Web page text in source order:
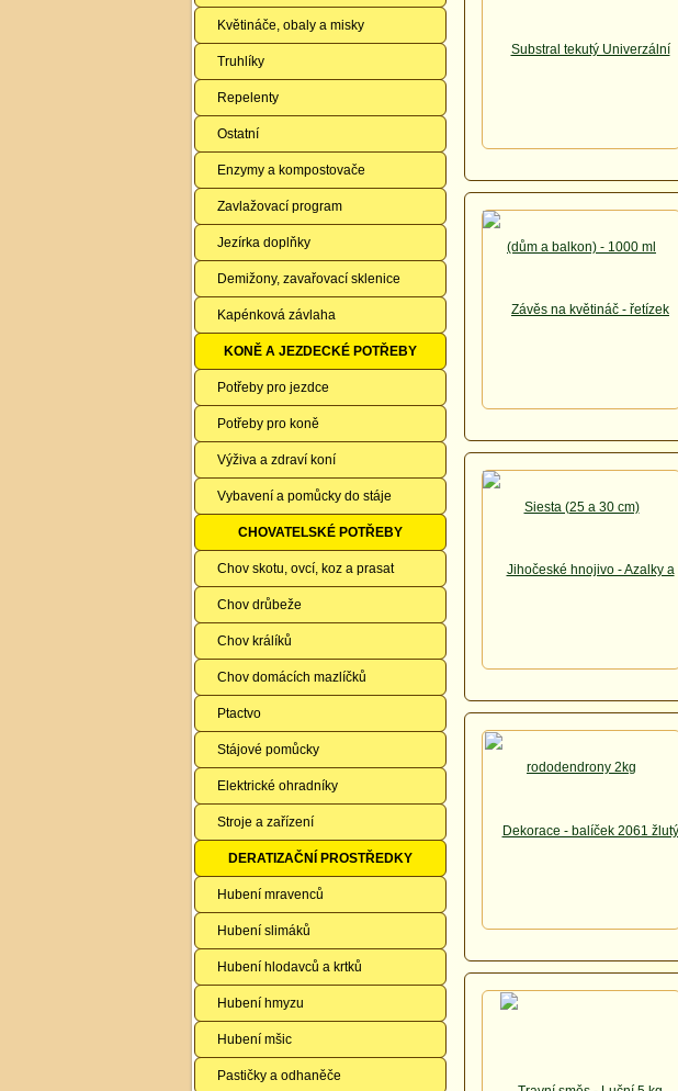
Květináče, obaly a misky
Truhlíky
Repelenty
Ostatní
Enzymy a kompostovače
Zavlažovací program
Jezírka doplňky
Demižony, zavařovací sklenice
Kapénková závlaha
KONĚ A JEZDECKÉ POTŘEBY
Potřeby pro jezdce
Potřeby pro koně
Výživa a zdraví koní
Vybavení a pomůcky do stáje
CHOVATELSKÉ POTŘEBY
Chov skotu, ovcí, koz a prasat
Chov drůbeže
Chov králíků
Chov domácích mazlíčků
Ptactvo
Stájové pomůcky
Elektrické ohradníky
Stroje a zařízení
DERATIZAČNÍ PROSTŘEDKY
Hubení mravenců
Hubení slimáků
Hubení hlodavců a krtků
Hubení hmyzu
Hubení mšic
Pastičky a odhaněče